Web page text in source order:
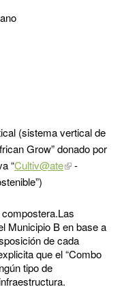
(sistema vertical de
Grow” donado por
“Cultiv@ate
-
Municipio B en base a
de cada
que el “Combo
tipo de